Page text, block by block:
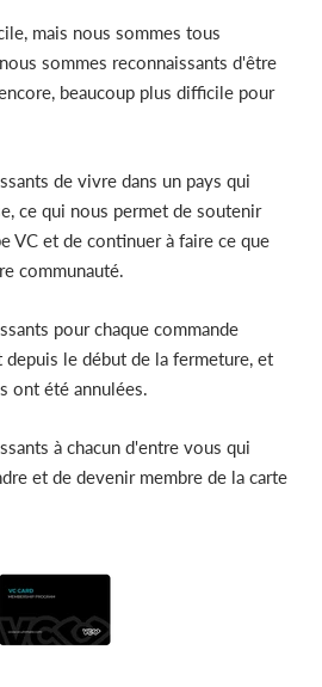
mais nous sommes tous
sommes reconnaissants d'être
beaucoup plus difficile pour
de vivre dans un pays qui
ce qui nous permet de soutenir
VC et de continuer à faire ce que
communauté.
pour chaque commande
depuis le début de la fermeture, et
ont été annulées.
à chacun d'entre vous qui
et de devenir membre de la carte